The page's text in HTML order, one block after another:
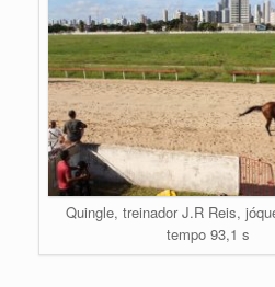
Quingle, treinador J.R Reis,
tempo 93,1 s